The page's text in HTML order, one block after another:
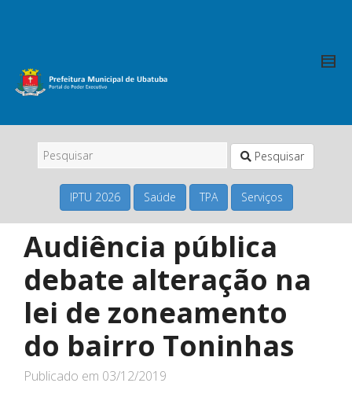
Pesquisar
IPTU 2026 Saúde TPA Serviços
Audiência pública
debate alteração na
lei de zoneamento
do bairro Toninhas
Publicado em 03/12/2019